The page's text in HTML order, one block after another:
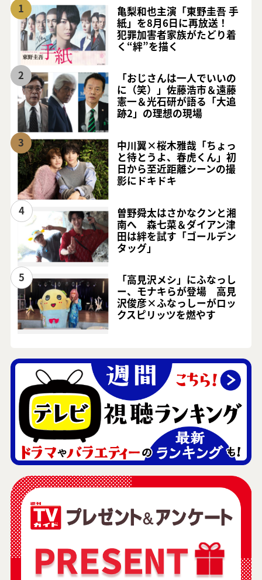
1
亀梨和也主演「東野圭吾 手
紙」を8月6日に再放送！
犯罪加害者家族がたどり着
く“絆”を描く
2
「おじさんは一人でいいの
に（笑）」佐藤浩市＆遠藤
憲一＆光石研が語る「大追
跡2」の理想の現場
3
中川翼×桜木雅哉「ちょっ
と待とうよ、春虎くん」初
日から至近距離シーンの撮
影にドキドキ
4
曽野舜太はさかなクンと湘
南へ 森七菜＆ダイアン津
田は絆を試す「ゴールデン
タッグ」
5
「高見沢メシ」にふなっし
ー、モナキらが登場 高見
沢俊彦×ふなっしーがロッ
クスピリッツを燃やす